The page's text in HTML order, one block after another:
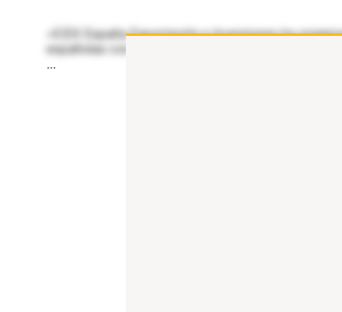
para la Empresa
Internacionalizada», la jornada
«ICEX España Exportación e Inversiones ha
...